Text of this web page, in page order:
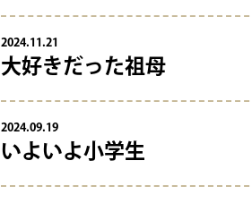
2024.11.21
大好きだった祖母
2024.09.19
いよいよ小学生